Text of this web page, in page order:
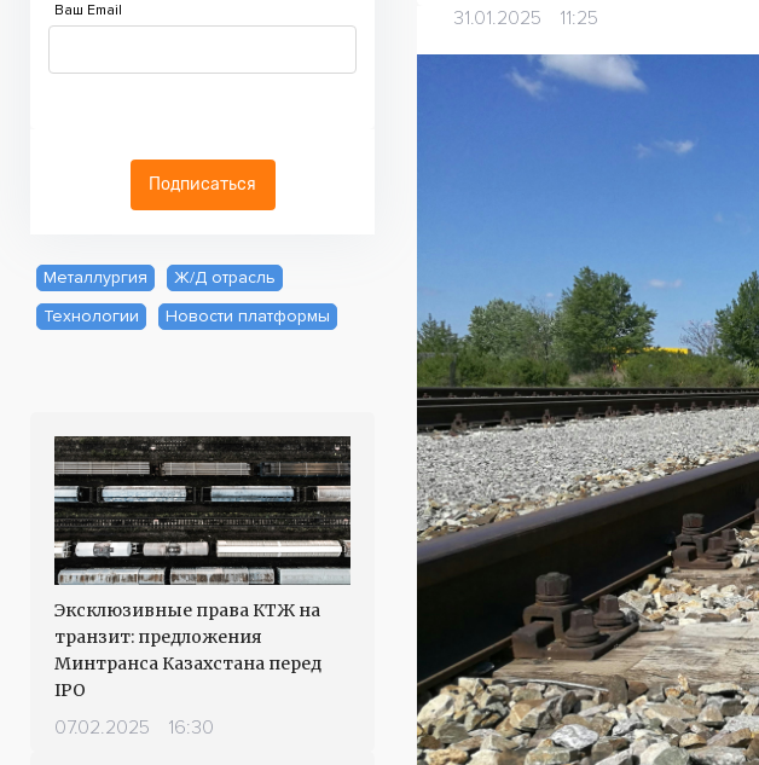
Ваш Email
Подписаться
Металлургия
Ж/Д отрасль
Технологии
Новости платформы
Эксклюзивные права КТЖ на
транзит: предложения
Минтранса Казахстана перед
IPO
07.02.2025 16:30
31.01.2025 11:25